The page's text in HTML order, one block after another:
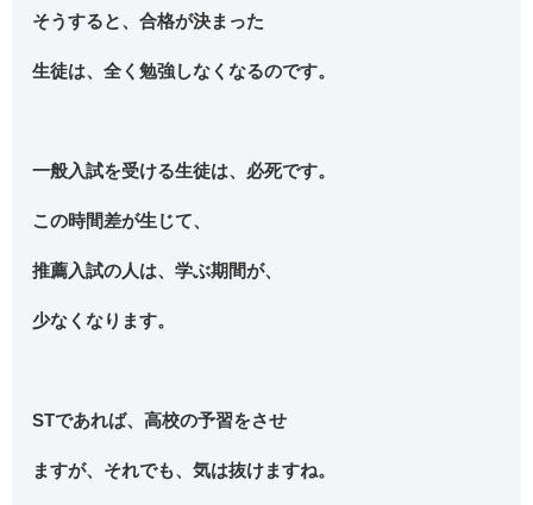
そうすると、合格が決まった
生徒は、全く勉強しなくなるのです。
一般入試を受ける生徒は、必死です。
この時間差が生じて、
推薦入試の人は、学ぶ期間が、
少なくなります。
STであれば、高校の予習をさせ
ますが、それでも、気は抜けますね。